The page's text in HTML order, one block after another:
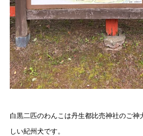
白黒二匹のわんこは丹生都比売神社のご神
しい紀州犬です。